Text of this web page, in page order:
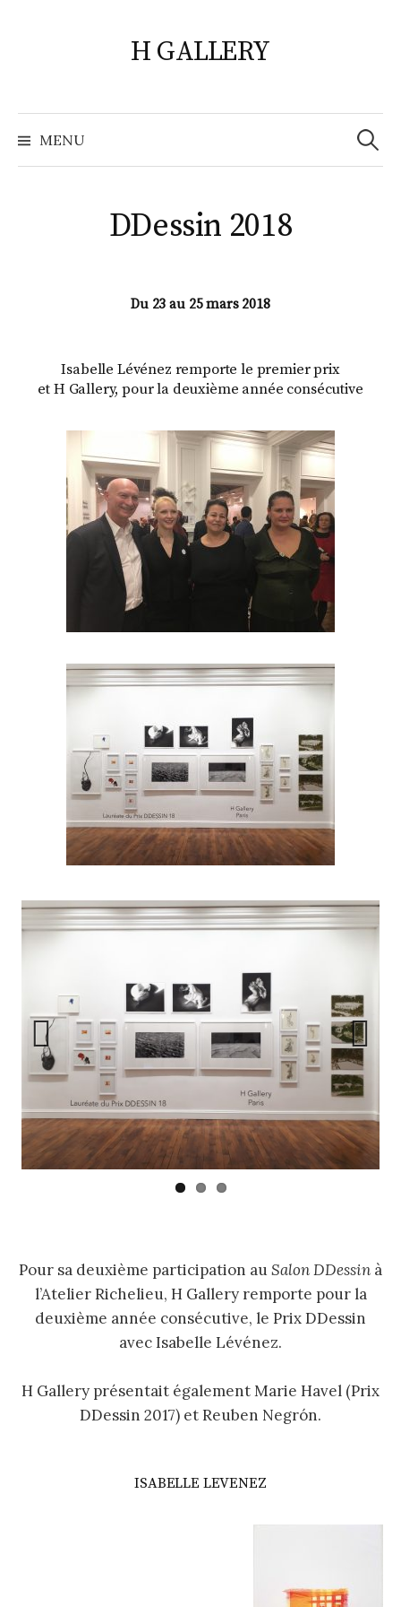
H GALLERY
MENU
Search
for:
DDessin 2018
Du 23 au 25 mars 2018
Isabelle Lévénez remporte le premier prix
et H Gallery, pour la deuxième année consécutive
Prev
ious
Next
Pour sa deuxième participation auSalon DDessin à
l’Atelier Richelieu, H Gallery remporte pour la
deuxième année consécutive, le Prix DDessin
avec Isabelle Lévénez.
H Gallery présentait également Marie Havel (Prix
DDessin 2017) et Reuben Negrón.
ISABELLE LEVENEZ